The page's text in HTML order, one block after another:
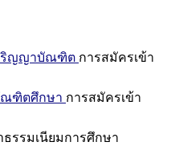
ริญญาบัณฑิต การสมัครเข้า
ณฑิตศึกษา การสมัครเข้า
ธรรมเนียมการศึกษา